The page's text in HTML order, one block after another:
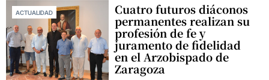
ACTUALIDAD Cuatro futuros diáconos
permanentes realizan su
profesión de fe y
juramento de fidelidad
en el Arzobispado de
Zaragoza